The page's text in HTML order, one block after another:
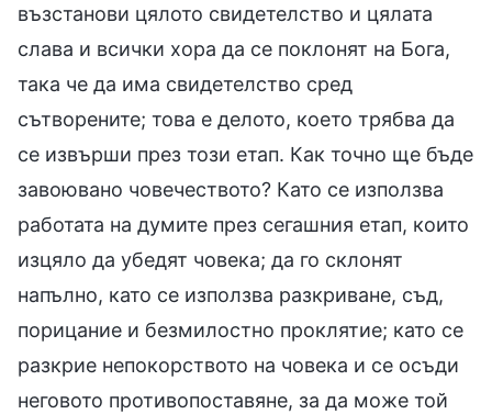
възстанови цялото свидетелство и цялата
слава и всички хора да се поклонят на Бога,
така че да има свидетелство сред
сътворените; това е делото, което трябва да
се извърши през този етап. Как точно ще бъде
завоювано човечеството? Като се използва
работата на думите през сегашния етап, които
изцяло да убедят човека; да го склонят
напълно, като се използва разкриване, съд,
порицание и безмилостно проклятие; като се
разкрие непокорството на човека и се осъди
неговото противопоставяне, за да може той